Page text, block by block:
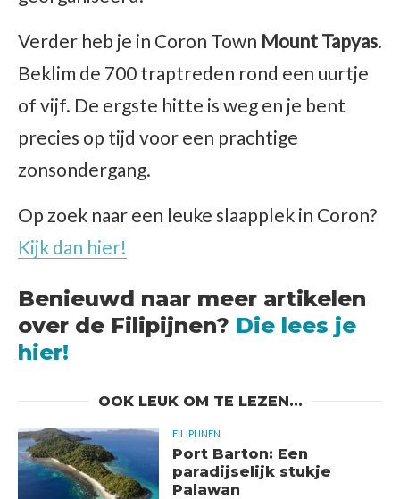
Verder heb je in Coron Town Mount Tapyas.
Beklim de 700 traptreden rond een uurtje
of vijf. De ergste hitte is weg en je bent
precies op tijd voor een prachtige
zonsondergang.
Op zoek naar een leuke slaapplek in Coron?
Kijk dan hier!
Benieuwd naar meer artikelen
over de Filipijnen? Die lees je
hier!
OOK LEUK OM TE LEZEN...
FILIPIJNEN
Port Barton: Een
paradijselijk stukje
Palawan